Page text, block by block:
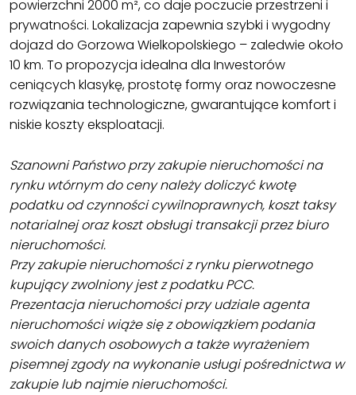
powierzchni 2000 m², co daje poczucie przestrzeni i
prywatności. Lokalizacja zapewnia szybki i wygodny
dojazd do Gorzowa Wielkopolskiego – zaledwie około
10 km. To propozycja idealna dla Inwestorów
ceniących klasykę, prostotę formy oraz nowoczesne
rozwiązania technologiczne, gwarantujące komfort i
niskie koszty eksploatacji.
Szanowni Państwo przy zakupie nieruchomości na
rynku wtórnym do ceny należy doliczyć kwotę
podatku od czynności cywilnoprawnych, koszt taksy
notarialnej oraz koszt obsługi transakcji przez biuro
nieruchomości.
Przy zakupie nieruchomości z rynku pierwotnego
kupujący zwolniony jest z podatku PCC.
Prezentacja nieruchomości przy udziale agenta
nieruchomości wiąże się z obowiązkiem podania
swoich danych osobowych a także wyrażeniem
pisemnej zgody na wykonanie usługi pośrednictwa w
zakupie lub najmie nieruchomości.